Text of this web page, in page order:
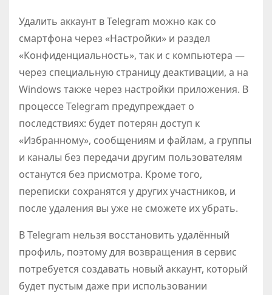
Удалить аккаунт в Telegram можно как со
смартфона через «Настройки» и раздел
«Конфиденциальность», так и с компьютера —
через специальную страницу деактивации, а на
Windows также через настройки приложения. В
процессе Telegram предупреждает о
последствиях: будет потерян доступ к
«Избранному», сообщениям и файлам, а группы
и каналы без передачи другим пользователям
останутся без присмотра. Кроме того,
переписки сохранятся у других участников, и
после удаления вы уже не сможете их убрать.
В Telegram нельзя восстановить удалённый
профиль, поэтому для возвращения в сервис
потребуется создавать новый аккаунт, который
будет пустым даже при использовании